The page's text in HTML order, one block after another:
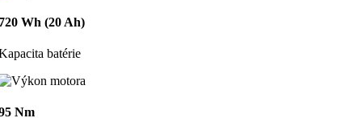
Wh (20 Ah)
batérie
Nm